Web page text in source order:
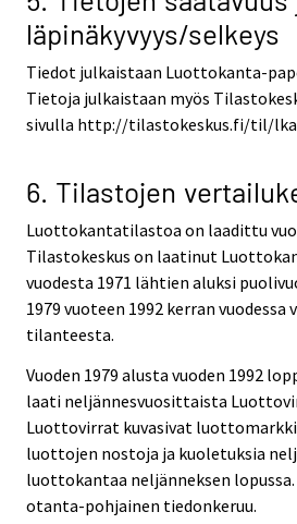
läpinäkyvyys/selkeys
Tiedot julkaistaan Luottokanta-
Tietoja julkaistaan myös
sivulla http://tilastokeskus.fi/til/
6. Tilastojen
Luottokantatilastoa on laadittu
Tilastokeskus on laatinut
vuodesta 1971 lähtien aluksi
1979 vuoteen 1992 kerran vuodessa
tilanteesta.
Vuoden 1979 alusta vuoden 1992
laati neljännesvuosittaista
Luottovirrat kuvasivat
luottojen nostoja ja kuoletuksia
luottokantaa neljänneksen
otanta-pohjainen tiedonkeruu.